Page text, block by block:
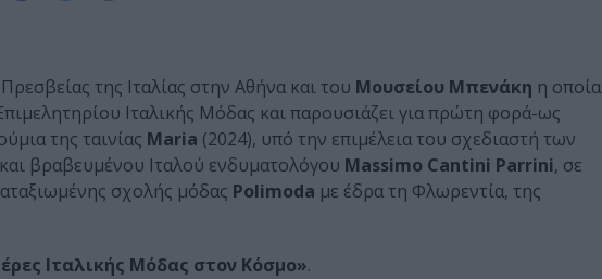
της Ιταλίας στην Αθήνα και του Μουσείου Μπενάκη η οποία
Ιταλικής Μόδας και παρουσιάζει για πρώτη φορά-ως
της ταινίας Maria (2024), υπό την επιμέλεια του σχεδιαστή των
βραβευμένου Ιταλού ενδυματολόγου Massimo Cantini Parrini, σε
σχολής μόδας Polimoda με έδρα τη Φλωρεντία, της
Ιταλικής Μόδας στον Κόσμο».